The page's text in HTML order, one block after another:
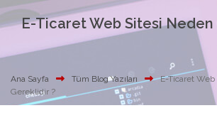
E-Ticaret Web Sitesi
Ana Sayfa Tüm Blog Yazıları
E-Ticaret
Gereklidir ?